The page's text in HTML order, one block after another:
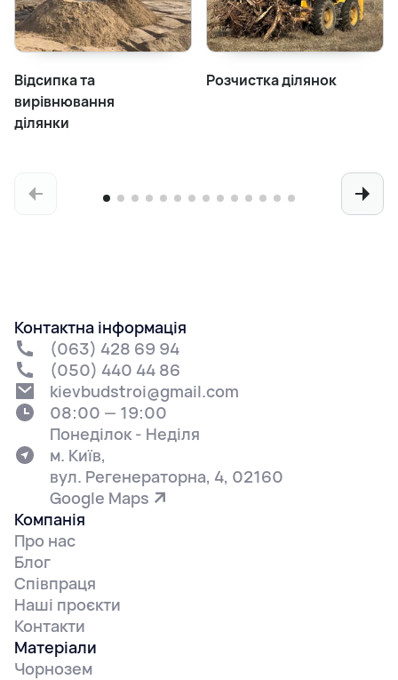
Відсипка та
вирівнювання
ділянки
Розчистка ділянок
Компанія
Про нас
Блог
Співпраця
Наші проєкти
Контакти
Контактна інформація
(063) 428 69 94
(050) 440 44 86
kievbudstroi@gmail.com
08:00 — 19:00
Понеділок - Неділя
м. Київ,
вул. Регенераторна, 4, 02160
Google Maps
Матеріали
Чорнозем